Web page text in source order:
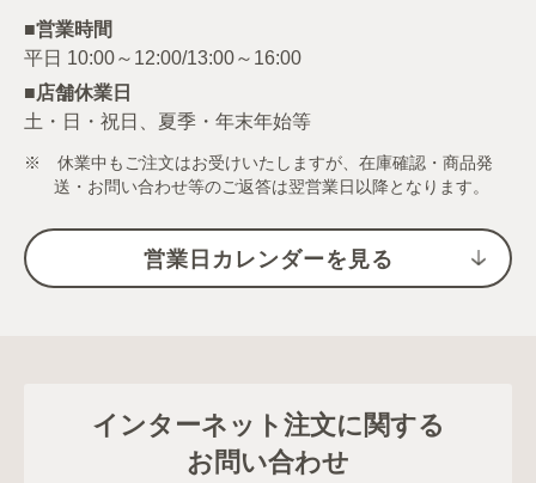
■営業時間
■店舗休業日
土・日・祝日、夏季・年末年始等
※ 休業中もご注文はお受けいたしますが、在庫確認・商品発
送・お問い合わせ等のご返答は翌営業日以降となります。
営業日カレンダーを見る
インターネット注文に関する
お問い合わせ